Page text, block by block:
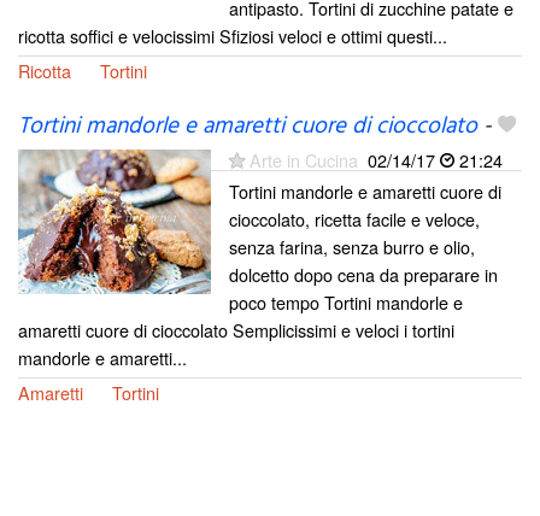
antipasto. Tortini di zucchine patate e
ricotta soffici e velocissimi Sfiziosi veloci e ottimi questi...
Ricotta
Tortini
Tortini mandorle e amaretti cuore di cioccolato-
Arte in Cucina 02/14/17
21:24
Tortini mandorle e amaretti cuore di
cioccolato, ricetta facile e veloce,
senza farina, senza burro e olio,
dolcetto dopo cena da preparare in
poco tempo Tortini mandorle e
amaretti cuore di cioccolato Semplicissimi e veloci i tortini
mandorle e amaretti...
Amaretti
Tortini